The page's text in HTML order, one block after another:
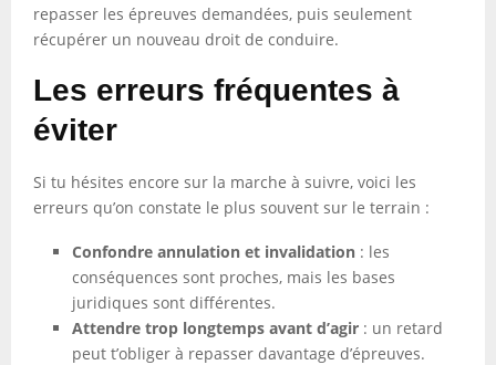
repasser les épreuves demandées, puis seulement
récupérer un nouveau droit de conduire.
Les erreurs fréquentes à
éviter
Si tu hésites encore sur la marche à suivre, voici les
erreurs qu’on constate le plus souvent sur le terrain :
Confondre annulation et invalidation : les
conséquences sont proches, mais les bases
juridiques sont différentes.
Attendre trop longtemps avant d’agir : un retard
peut t’obliger à repasser davantage d’épreuves.